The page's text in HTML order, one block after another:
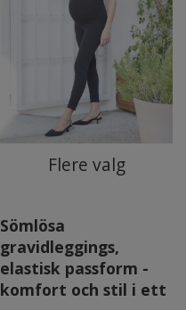
Flere valg
Sömlösa
gravidleggings,
elastisk passform -
komfort och stil i ett